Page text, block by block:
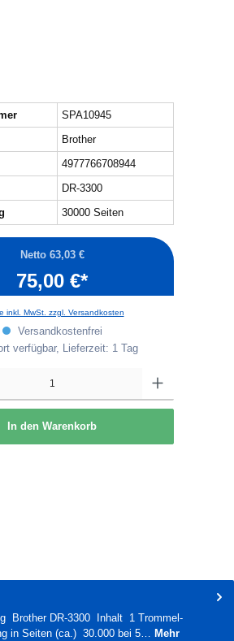
SPA10945
Brother
4977766708944
DR-3300
30000 Seiten
Netto 63,03 €
75,00 €*
inkl. MwSt. zzgl. Versandkosten
Versandkostenfrei
verfügbar, Lieferzeit: 1 Tag
In den Warenkorb
Brother DR-3300 Inhalt 1 Trommel-
in Seiten (ca.) 30.000 bei 5… Mehr